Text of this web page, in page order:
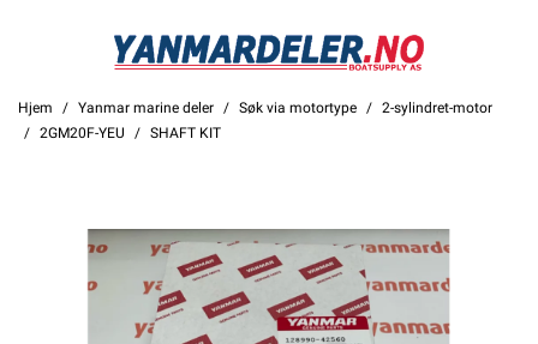
Hjem Yanmar marine deler Søk via motortype
2-sylindret-motor
2GM20F-YEU
SHAFT KIT